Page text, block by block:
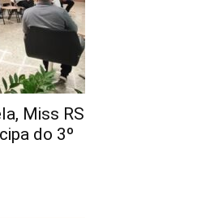
Miss RS
do 3º